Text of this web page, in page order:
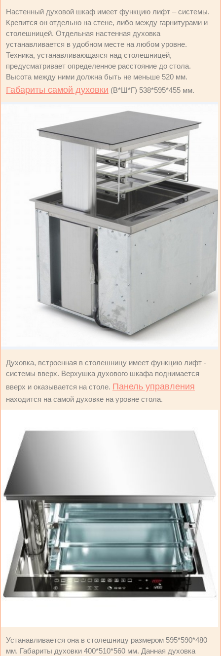
Настенный духовой шкаф имеет функцию лифт – системы.
Крепится он отдельно на стене, либо между гарнитурами и
столешницей. Отдельная настенная духовка
устанавливается в удобном месте на любом уровне.
Техника, устанавливающаяся над столешницей,
предусматривает определенное расстояние до стола.
Высота между ними должна быть не меньше 520 мм.
Габариты самой духовки (В*Ш*Г) 538*595*455 мм.
Духовка, встроенная в столешницу имеет функцию лифт -
системы вверх. Верхушка духового шкафа поднимается
вверх и оказывается на столе. Панель управления
находится на самой духовке на уровне стола.
Устанавливается она в столешницу размером 595*590*480
мм. Габариты духовки 400*510*560 мм. Данная духовка